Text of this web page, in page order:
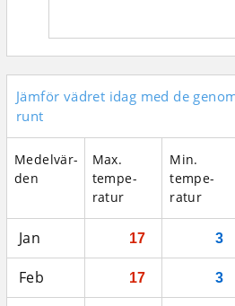
Jämför vädret idag med de
runt
Medel­vär­
den
Max.
tempe­
ratur
Min.
tempe­
ratur
Jan 17 3
Feb 17 3